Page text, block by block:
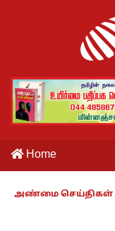
Home
அண்மை செய்திகள்
– 27 : தையல்